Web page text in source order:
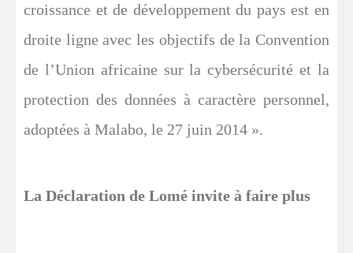
croissance et de développement du pays est en
droite ligne avec les objectifs de la Convention
de l’Union africaine sur la cybersécurité et la
protection des données à caractère personnel,
adoptées à Malabo, le 27 juin 2014 ».
La Déclaration de Lomé invite à faire plus